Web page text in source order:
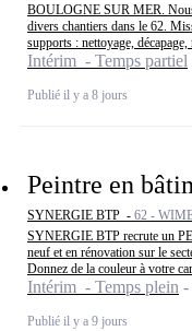
BOULOGNE SUR MER.
divers chantiers dans le 62.
supports : nettoyage, décapage,
Intérim - Temps partiel
Publié il y a 8 jours
Peintre en
SYNERGIE BTP - 62 -
SYNERGIE BTP recrute un
neuf et en rénovation sur le
Donnez de la couleur à votre
Intérim - Temps plein
Publié il y a 9 jours